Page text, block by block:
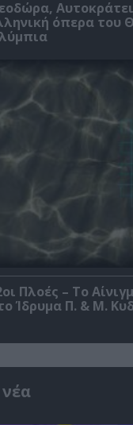
όπερα του
Πλοές – Το
Ίδρυμα Π. & Μ.